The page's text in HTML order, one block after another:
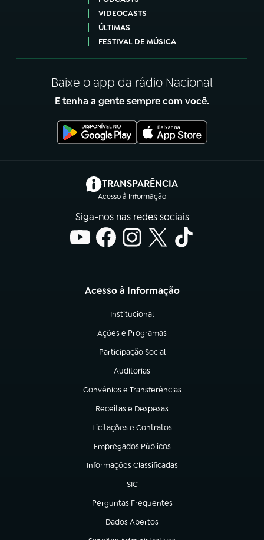
VIDEOCASTS
ÚLTIMAS
FESTIVAL DE MÚSICA
Baixe o app da rádio Nacional
E tenha a gente sempre com você.
TRANSPARÊNCIA
Acesso à Informação
(abre em nova aba)
Siga-nos nas redes sociais
Acesso à Informação
Institucional
(abre em nova aba)
Ações e Programas
(abre em nova aba)
Participação Social
(abre em nova aba)
Auditorias
(abre em nova aba)
Convênios e Transferências
(abre em nova aba)
Receitas e Despesas
(abre em nova aba)
Licitações e Contratos
(abre em nova aba)
Empregados Públicos
(abre em nova aba)
Informações Classificadas
(abre em nova aba)
SIC
(abre em nova aba)
Perguntas Frequentes
(abre em nova aba)
Dados Abertos
(abre em nova aba)